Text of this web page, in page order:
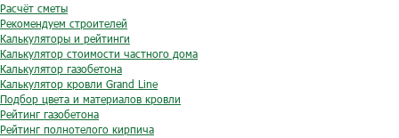
Расчёт сметы
Рекомендуем строителей
Калькуляторы и рейтинги
Калькулятор стоимости частного дома
Калькулятор газобетона
Калькулятор кровли Grand Line
Подбор цвета и материалов кровли
Рейтинг газобетона
Рейтинг полнотелого кирпича